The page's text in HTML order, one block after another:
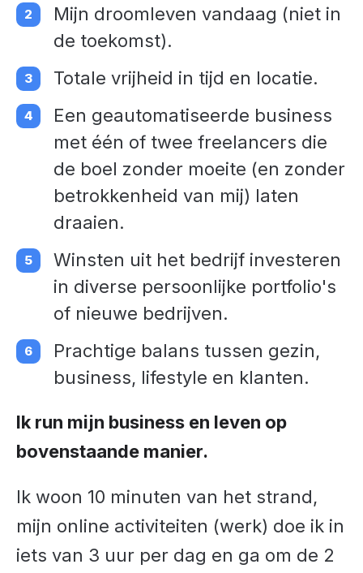
Mijn droomleven vandaag (niet in
de toekomst).
Totale vrijheid in tijd en locatie.
Een geautomatiseerde business
met één of twee freelancers die
de boel zonder moeite (en zonder
betrokkenheid van mij) laten
draaien.
Winsten uit het bedrijf investeren
in diverse persoonlijke portfolio's
of nieuwe bedrijven.
Prachtige balans tussen gezin,
business, lifestyle en klanten.
Ik run mijn business en leven op
bovenstaande manier.
Ik woon 10 minuten van het strand,
mijn online activiteiten (werk) doe ik in
iets van 3 uur per dag en ga om de 2